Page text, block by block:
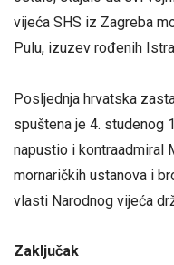
vijeća SHS iz Zagreba
Pulu, izuzev rođenih
Posljednja hrvatska
spuštena je 4. studenog
napustio i kontraadmiral
mornaričkih ustanova i
vlasti Narodnog vijeća
Zaključak